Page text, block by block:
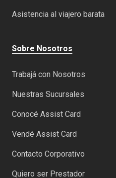
Asistencia al viajero barata
Sobre Nosotros
Trabajá con Nosotros
Nuestras Sucursales
Conocé Assist Card
Vendé Assist Card
Contacto Corporativo
Quiero ser Prestador